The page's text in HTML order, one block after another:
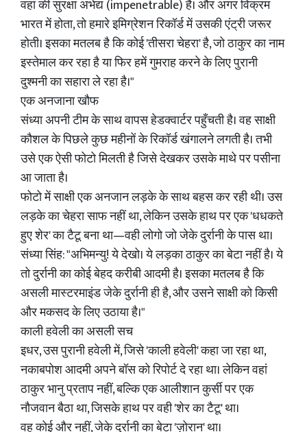
वहां की सुरक्षा अभेद्य (impenetrable) है। और अगर विक्रम
भारत में होता, तो हमारे इमिग्रेशन रिकॉर्ड में उसकी एंट्री जरूर
होती। इसका मतलब है कि कोई 'तीसरा चेहरा' है, जो ठाकुर का नाम
इस्तेमाल कर रहा है या फिर हमें गुमराह करने के लिए पुरानी
दुश्मनी का सहारा ले रहा है।"
एक अनजाना खौफ
संध्या अपनी टीम के साथ वापस हेडक्वार्टर पहुँचती है। वह साक्षी
कौशल के पिछले कुछ महीनों के रिकॉर्ड खंगालने लगती है। तभी
उसे एक ऐसी फोटो मिलती है जिसे देखकर उसके माथे पर पसीना
आ जाता है।
फोटो में साक्षी एक अनजान लड़के के साथ बहस कर रही थी। उस
लड़के का चेहरा साफ नहीं था, लेकिन उसके हाथ पर एक 'धधकते
हुए शेर' का टैटू बना था—वही लोगो जो जेके दुर्रानी के पास था।
संध्या सिंह: "अभिमन्यु! ये देखो। ये लड़का ठाकुर का बेटा नहीं है। ये
तो दुर्रानी का कोई बेहद करीबी आदमी है। इसका मतलब है कि
असली मास्टरमाइंड जेके दुर्रानी ही है, और उसने साक्षी को किसी
और मकसद के लिए उठाया है।"
काली हवेली का असली सच
इधर, उस पुरानी हवेली में, जिसे 'काली हवेली' कहा जा रहा था,
नकाबपोश आदमी अपने बॉस को रिपोर्ट दे रहा था। लेकिन वहां
ठाकुर भानु प्रताप नहीं, बल्कि एक आलीशान कुर्सी पर एक
नौजवान बैठा था, जिसके हाथ पर वही 'शेर का टैटू' था।
वह कोई और नहीं, जेके दुर्रानी का बेटा 'ज़ोरान' था।